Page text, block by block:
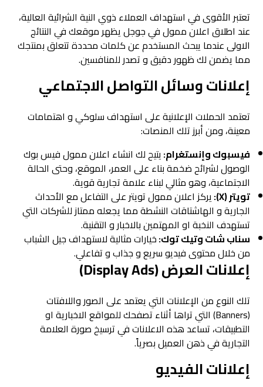
تعتبر الأقوى في استهداف العملاء ذوي النية الشرائية العالية،
عند اطلاق اعلان ممول في جوجل يظهر موقعك في النتائج
الاولى عندما يبحث المستخدم عن كلمات محددة تتعلق بمنتجك
مما يضمن لك ظهور دقيق و تصدر للمنافسين.
إعلانات وسائل التواصل الاجتماعي
تعتمد الحملات الإعلانية على استهداف سلوكي و اهتمامات
معينة، ومن أبرز تلك المنصات:
فيسبوك وإنستغرام:يتيح لك انشاء اعلان ممول فيس بوك
الوصول لشرائح ضخمة بناء على العمر، الموقع، وحتى الحالة
الاجتماعية، وهو مثالي لبناء علامة تجارية قوية.
تويتر (X):
يركز اعلان ممول تويتر على التفاعل مع الأحداث
الجارية و الهاشتاقات النشطة مما يجعله ممتاز للشركات التي
تستهدف النخبة او المهتمين بالاخبار و التقنية.
سناب شات وتيك توك:خيارات مثالية لاستهداف جيل الشباب
من خلال محتوى فيديو سريع و جذاب و تفاعلي.
إعلانات العرض (Display Ads)
تلك النوع من الإعلانات التي يعتمد على الصور واللافتات
(Banners) التي تراها أثناء تصفحك للمواقع الاخبارية او
التطبيقات، تساعد هذه الاعلانات في ترسيخ صورة العلامة
التجارية في ذهن العميل بصرياً.
إعلانات الفيديو